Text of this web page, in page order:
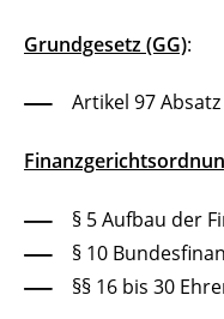
Grundgesetz (GG):
Artikel 97
§ 5 Aufbau der
§ 10
§§ 16 bis 30